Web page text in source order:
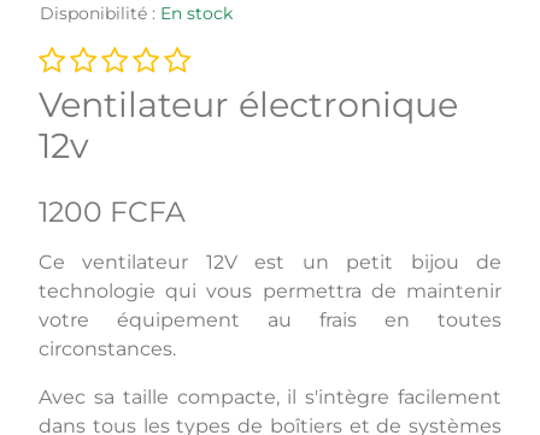
Disponibilité : En stock
Ventilateur électronique
12v
1200 FCFA
Ce ventilateur 12V est un petit bijou de
technologie qui vous permettra de maintenir
votre équipement au frais en toutes
circonstances.
Avec sa taille compacte, il s'intègre facilement
dans tous les types de boîtiers et de systèmes